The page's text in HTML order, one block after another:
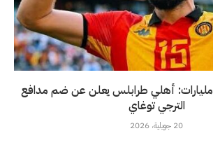
بصفقة قاربت الـ6 مليارات: أهلي طرابلس يعلن عن ضم مدافع
الترجي توغاي
20 جويلية، 2026